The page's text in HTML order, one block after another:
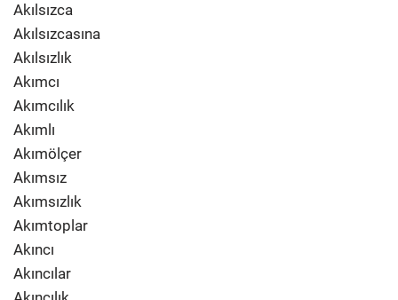
Akılsızca
Akılsızcasına
Akılsızlık
Akımcı
Akımcılık
Akımlı
Akımölçer
Akımsız
Akımsızlık
Akımtoplar
Akıncı
Akıncılar